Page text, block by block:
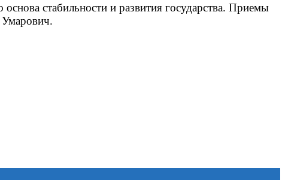
стабильности и развития государства. Приемы
Умарович.